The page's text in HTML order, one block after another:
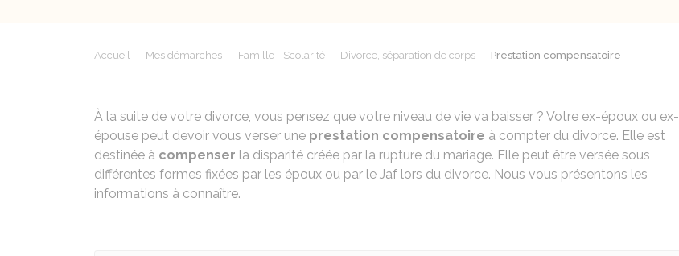
Accueil Mes démarches Famille - Scolarité Divorce, séparation de corps Prestation compensatoire
À la suite de votre divorce, vous pensez que votre niveau de vie va baisser ? Votre ex-époux ou ex-
épouse peut devoir vous verser une prestation compensatoire à compter du divorce. Elle est
destinée à compenser la disparité créée par la rupture du mariage. Elle peut être versée sous
différentes formes fixées par les époux ou par le Jaf lors du divorce. Nous vous présentons les
informations à connaître.